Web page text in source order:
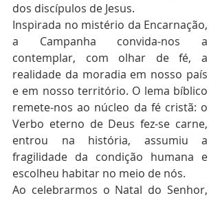
dos discípulos de Jesus.
Inspirada no mistério da Encarnação,
a Campanha convida-nos a
contemplar, com olhar de fé, a
realidade da moradia em nosso país
e em nosso território. O lema bíblico
remete-nos ao núcleo da fé cristã: o
Verbo eterno de Deus fez-se carne,
entrou na história, assumiu a
fragilidade da condição humana e
escolheu habitar no meio de nós.
Ao celebrarmos o Natal do Senhor,